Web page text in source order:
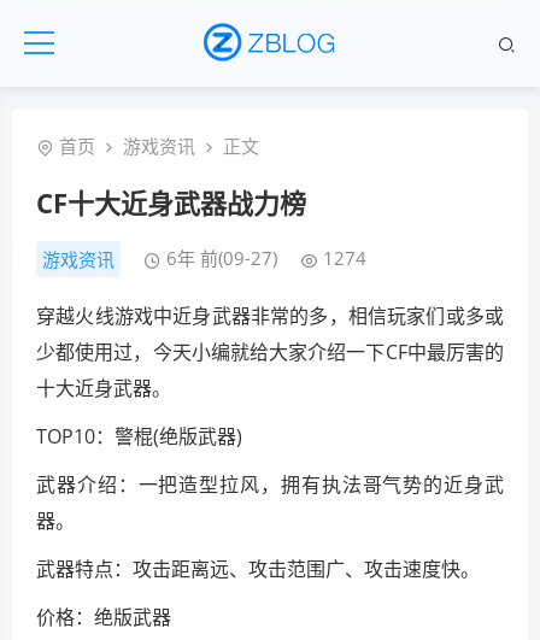
首页 游戏资讯 正文
CF十大近身武器战力榜
游戏资讯 6年 前(09-27) 1274
穿越火线游戏中近身武器非常的多，相信玩家们或多或
少都使用过，今天小编就给大家介绍一下CF中最厉害的
十大近身武器。
TOP10：警棍(绝版武器)
武器介绍：一把造型拉风，拥有执法哥气势的近身武
器。
武器特点：攻击距离远、攻击范围广、攻击速度快。
价格：绝版武器